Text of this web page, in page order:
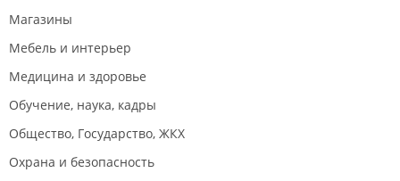
Магазины
Мебель и интерьер
Медицина и здоровье
Обучение, наука, кадры
Общество, Государство, ЖКХ
Охрана и безопасность